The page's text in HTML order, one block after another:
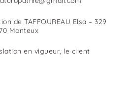
de TAFFOUREAU Elsa – 329
Monteux
en vigueur, le client